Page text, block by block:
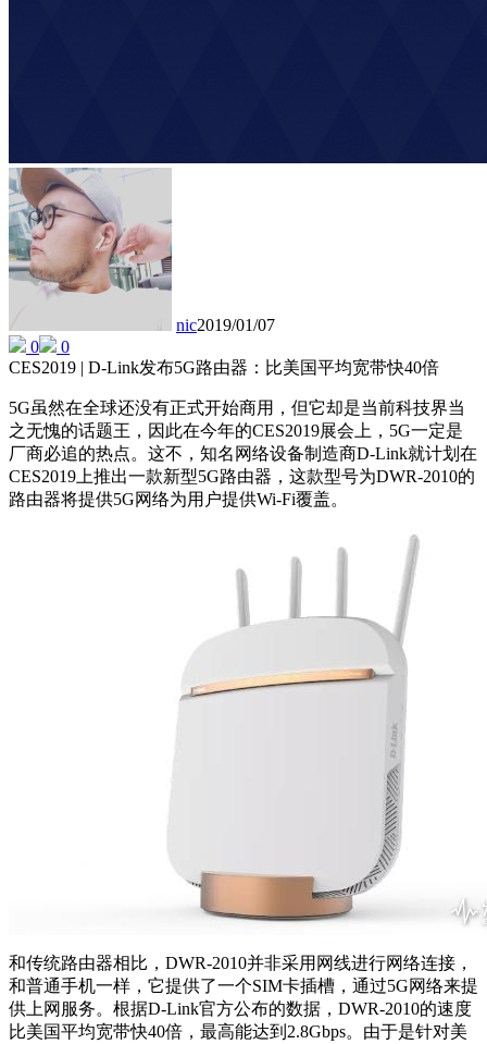
nic2019/01/07
0
0
CES2019 | D-Link发布5G路由器：比美国平均宽带快40倍
5G虽然在全球还没有正式开始商用，但它却是当前科技界当
之无愧的话题王，因此在今年的CES2019展会上，5G一定是
厂商必追的热点。这不，知名网络设备制造商D-Link就计划在
CES2019上推出一款新型5G路由器，这款型号为DWR-2010的
路由器将提供5G网络为用户提供Wi-Fi覆盖。
和传统路由器相比，DWR-2010并非采用网线进行网络连接，
和普通手机一样，它提供了一个SIM卡插槽，通过5G网络来提
供上网服务。根据D-Link官方公布的数据，DWR-2010的速度
比美国平均宽带快40倍，最高能达到2.8Gbps。由于是针对美